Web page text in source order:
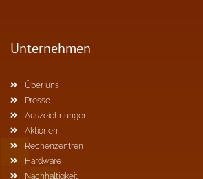
Unternehmen
Über uns
Presse
Auszeichnungen
Aktionen
Rechenzentren
Hardware
Nachhaltigkeit